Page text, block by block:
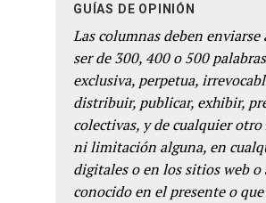
GUÍAS DE OPINIÓN
Las columnas deben
ser de 300, 400 o 500
exclusiva, perpetua,
distribuir, publicar, exhibir,
colectivas, y de cualquier
ni limitación alguna, en
digitales o en los sitios web
conocido en el presente o